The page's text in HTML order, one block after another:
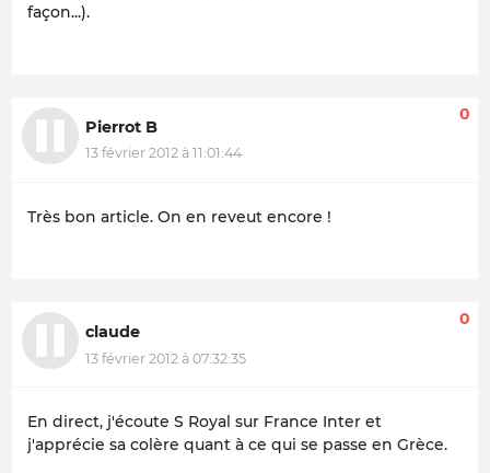
façon...).
Pierrot B
13 février 2012 à 11:01:44
0
Très bon article. On en reveut encore !
claude
13 février 2012 à 07:32:35
0
En direct, j'écoute S Royal sur France Inter et
j'apprécie sa colère quant à ce qui se passe en Grèce.